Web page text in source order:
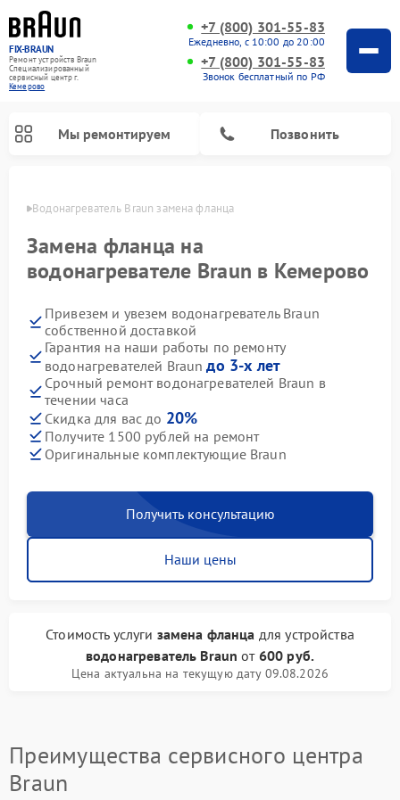
FIX-BRAUN
Ремонт устройств Braun
Специализированный
cервисный центр г.
Кемерово
+7 (800) 301-55-83
Ежедневно, с 10:00 до 20:00
+7 (800) 301-55-83
Звонок бесплатный по РФ
Мы ремонтируем Позвонить
Водонагреватель Braun замена фланца
Замена фланца на
водонагревателе Braun в Кемерово
Привезем и увезем водонагреватель Braun
собственной доставкой
Гарантия на наши работы по ремонту
водонагревателей Braunдо 3-х лет
Срочный ремонт водонагревателей Braun в
течении часа
Скидка для вас до 20%
Получите 1500 рублей на ремонт
Оригинальные комплектующие Braun
Получить консультацию
Наши цены
Стоимость услуги замена фланца для устройства
водонагреватель Braun от 600 руб.
Цена актуальна на текущую дату 09.08.2026
Преимущества сервисного центра
Braun